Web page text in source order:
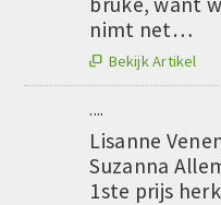
nimt net…
 Bekijk Artikel
....
Lisanne
Suzanna
1ste prijs